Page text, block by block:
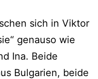
sich in Viktor
genauso wie
Ina. Beide
Bulgarien, beide